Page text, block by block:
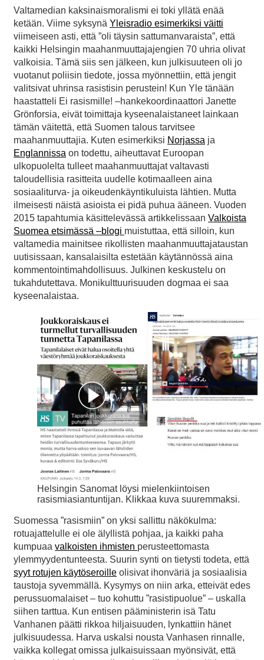
Valtamedian kaksinaismoralismi ei toki yllätä enää
ketään. Viime syksynä Yleisradio esimerkiksi väitti
viimeiseen asti, että ”oli täysin sattumanvaraista”, että
kaikki Helsingin maahanmuuttajajengien 70 uhria olivat
valkoisia. Tämä siis sen jälkeen, kun julkisuuteen oli jo
vuotanut poliisin tiedote, jossa myönnettiin, että jengit
valitsivat uhrinsa rasistisin perustein! Kun Yle tänään
haastatteli Ei rasismille! –hankekoordinaattori Janette
Grönforsia, eivät toimittaja kyseenalaistaneet lainkaan
tämän väitettä, että Suomen talous tarvitsee
maahanmuuttajia. Kuten esimerkiksi Norjassa ja
Englannissa on todettu, aiheuttavat Euroopan
ulkopuolelta tulleet maahanmuuttajat valtavasti
taloudellisia rasitteita uudelle kotimaalleen aina
sosiaaliturva- ja oikeudenkäyntikuluista lähtien. Mutta
ilmeisesti näistä asioista ei pidä puhua ääneen. Vuoden
2015 tapahtumia käsittelevässä artikkelissaan Valkoista
Suomea etsimässä –blogi muistuttaa, että silloin, kun
valtamedia mainitsee rikollisten maahanmuuttajataustan
uutisissaan, kansalaisilta estetään käytännössä aina
kommentointimahdollisuus. Julkinen keskustelu on
tukahdutettava. Monikulttuurisuuden dogmaa ei saa
kyseenalaistaa.
Helsingin Sanomat löysi mielenkiintoisen
rasismiasiantuntijan. Klikkaa kuva suuremmaksi.
Suomessa ”rasismiin” on yksi sallittu näkökulma:
rotuajattelulle ei ole älyllistä pohjaa, ja kaikki paha
kumpuaa valkoisten ihmisten perusteettomasta
ylemmyydentunteesta. Suurin synti on tietysti todeta, että
syyt rotujen käytöseroille olisivat ihonväriä ja sosiaalisia
taustoja syvemmällä. Kysymys on niin arka, etteivät edes
perussuomalaiset – tuo kohuttu ”rasistipuolue” – uskalla
siihen tarttua. Kun entisen pääministerin isä Tatu
Vanhanen päätti rikkoa hiljaisuuden, lynkattiin hänet
julkisuudessa. Harva uskalsi nousta Vanhasen rinnalle,
vaikka kollegat omissa julkaisuissaan myönsivät, että